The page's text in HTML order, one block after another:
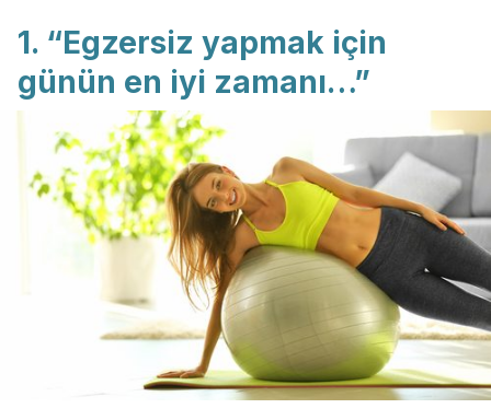
1. “Egzersiz yapmak için
günün en iyi zamanı…”